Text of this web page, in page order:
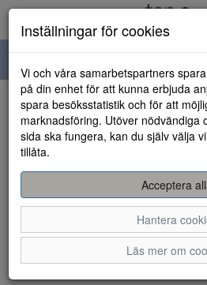
navigation
HEM
Inställningar för cookies
Vi och våra samarbetspartners
på din enhet för att kunna erbjuda
spara besöksstatistik och för att
marknadsföring. Utöver nödvändiga
sida ska fungera, kan du själv välja
tillåta.
Acceptera
Hantera
Läs mer om